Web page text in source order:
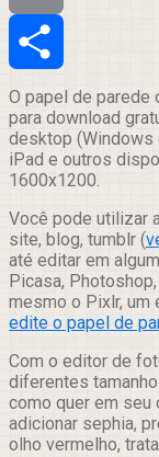
Email
Compartilhar
O papel de parede
para download
desktop (Windows
iPad e outros
1600x1200.
Você pode utilizar
site, blog, tumblr (
até editar em algum
Picasa,
mesmo o Pixlr, um
edite o papel de
Com o editor de
diferentes
como quer em seu
adicionar sephia,
olho vermelho,